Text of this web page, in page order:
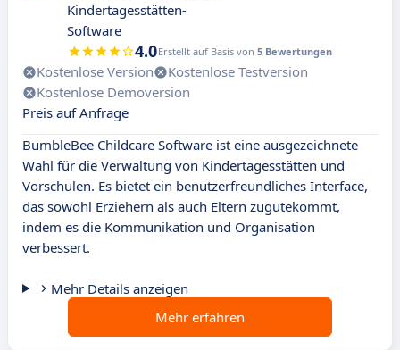
Kindertagesstätten-
Software
4.0Erstellt auf Basis von 5 Bewertungen
Kostenlose Version
Kostenlose Testversion
Kostenlose Demoversion
Preis auf Anfrage
BumbleBee Childcare Software ist eine ausgezeichnete
Wahl für die Verwaltung von Kindertagesstätten und
Vorschulen. Es bietet ein benutzerfreundliches Interface,
das sowohl Erziehern als auch Eltern zugutekommt,
indem es die Kommunikation und Organisation
verbessert.
Mehr Details anzeigen
Mehr erfahren